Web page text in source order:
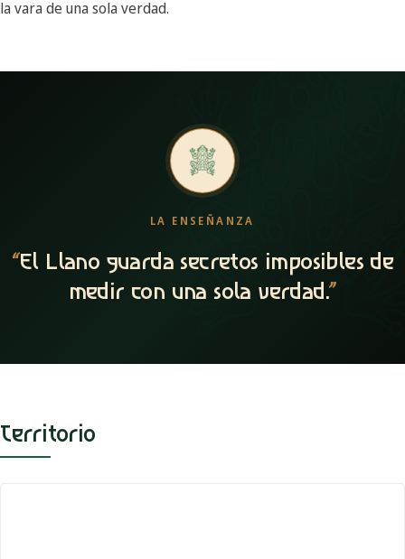
la vara de una sola verdad.
LA ENSEÑANZA
“El Llano guarda secretos imposibles de
medir con una sola verdad.”
Territorio